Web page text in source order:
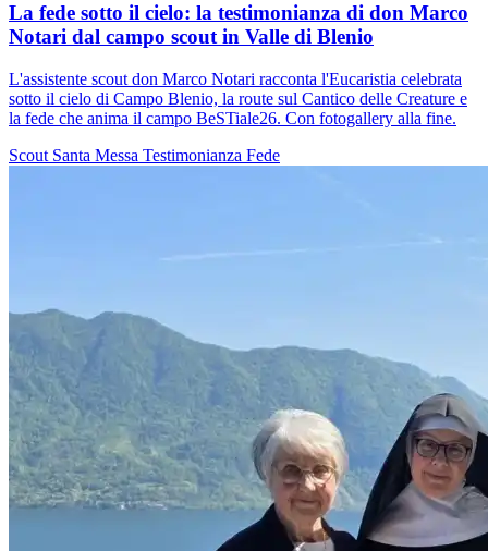
La fede sotto il cielo: la testimonianza di don Marco
Notari dal campo scout in Valle di Blenio
L'assistente scout don Marco Notari racconta l'Eucaristia celebrata
sotto il cielo di Campo Blenio, la route sul Cantico delle Creature e
la fede che anima il campo BeSTiale26. Con fotogallery alla fine.
Scout Santa Messa Testimonianza Fede